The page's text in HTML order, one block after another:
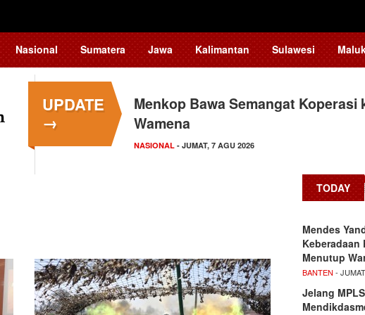
Nasional Sumatera Jawa Kalimantan Sulawesi
UPDATE
→
Menkop Bawa Semangat
Wamena
NASIONAL - JUMAT, 7 AGU 2026
TODAY
Mendes
Keberadaan
Menutup
BANTEN -
Jelang